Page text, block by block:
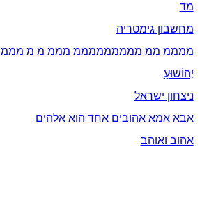
מד
מחשבון גימטריה
ממממ ממ מממממממממ מממ מ מ מממ
יְהוֹשׁוּעַ
ניצחון ישראל
אבא אמא אהובים אחד הוא אלהים
אהוב ואוהב